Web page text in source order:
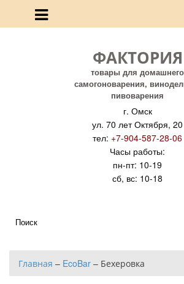
ФАКТОРИЯ
товары для домашнего
самогоноварения,
пивоварения
г. Омск
ул. 70 лет Октября, 20
тел: +7-904-587-28-06
Часы работы:
пн-пт: 10-19
сб, вс: 10-18
Главная – EcoBar – Бехеровка